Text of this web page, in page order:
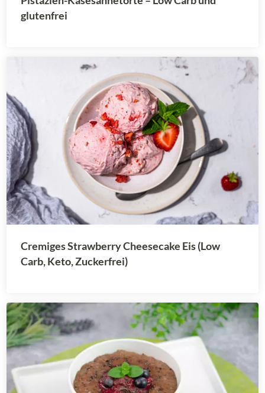
glutenfrei
Cremiges Strawberry Cheesecake Eis (Low
Carb, Keto, Zuckerfrei)